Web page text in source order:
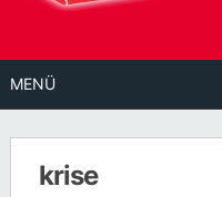
MENÜ
krise